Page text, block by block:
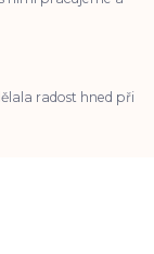
radost hned při